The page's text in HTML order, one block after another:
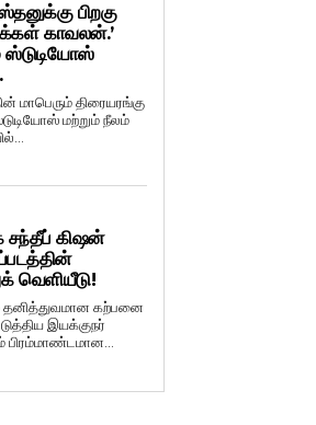
பிறகு
காவலன்.’
ஸ்டுடியோஸ்
மாபெரும் திரையரங்கு
மற்றும் நீலம்
சந்தீப் கிஷன்
வெளியீடு!
தனித்துவமான கற்பனை
இயக்குநர்
பிரம்மாண்டமான...